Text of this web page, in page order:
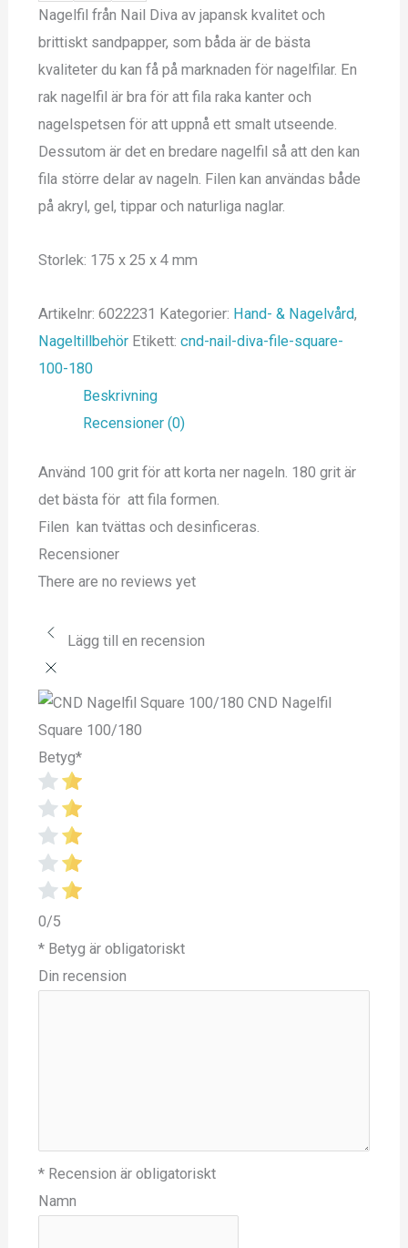
Nagelfil från Nail Diva av japansk kvalitet och
brittiskt sandpapper, som båda är de bästa
kvaliteter du kan få på marknaden för nagelfilar. En
rak nagelfil är bra för att fila raka kanter och
nagelspetsen för att uppnå ett smalt utseende.
Dessutom är det en bredare nagelfil så att den kan
fila större delar av nageln. Filen kan användas både
på akryl, gel, tippar och naturliga naglar.
Storlek: 175 x 25 x 4 mm
Artikelnr: 6022231 Kategorier: Hand- & Nagelvård,
Nageltillbehör Etikett: cnd-nail-diva-file-square-
100-180
Beskrivning
Recensioner (0)
Använd 100 grit för att korta ner nageln. 180 grit är
det bästa för att fila formen.
Filen kan tvättas och desinficeras.
Recensioner
There are no reviews yet
Lägg till en recension
CND Nagelfil
Square 100/180
Betyg*
0/5
* Betyg är obligatoriskt
Din recension
* Recension är obligatoriskt
Namn